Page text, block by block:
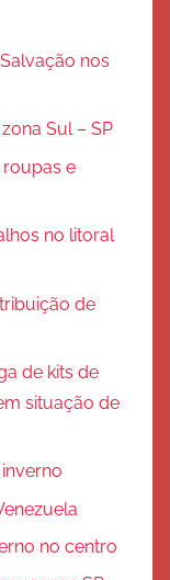
nos
Sul – SP
roupas e
no litoral
de
de kits de
situação de
no centro